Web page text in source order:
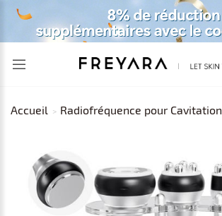
Accueil Radiofréquence pour Cavitation